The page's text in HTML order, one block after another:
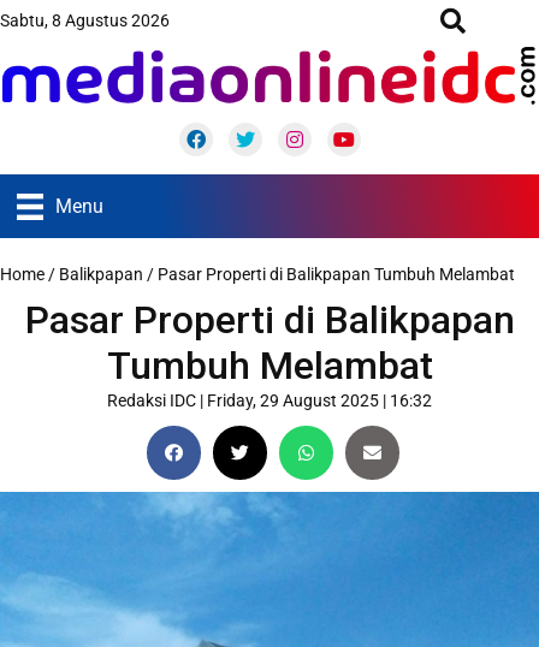
Sabtu, 8 Agustus 2026
FacebookTwitter InstagramYoutube
Menu
Home / Balikpapan / Pasar Properti di Balikpapan Tumbuh Melambat
Pasar Properti di Balikpapan
Tumbuh Melambat
Redaksi IDC | Friday, 29 August 2025 | 16:32